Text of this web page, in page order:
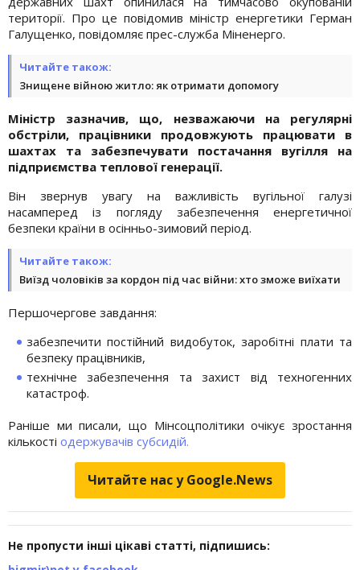
території. Про це повідомив міністр енергетики Герман
Галущенко, повідомляє прес-служба Міненерго.
Читайте також:
Знищене війною житло: як отримати допомогу
Міністр зазначив, що, незважаючи на регулярні
обстріли, працівники продовжують працювати в
шахтах та забезпечувати постачання вугілля на
підприємства теплової генерації.
Він звернув увагу на важливість вугільної галузі
насамперед із погляду забезпечення енергетичної
безпеки країни в осінньо-зимовий період.
Читайте також:
Виїзд чоловіків за кордон під час війни: хто зможе виїхати
Першочергове завдання:
забезпечити постійний видобуток, заробітні плати та
безпеку працівників,
технічне забезпечення та захист від техногенних
катастроф.
Раніше ми писали, що Мінсоцполітики очікує зростання
кількості одержувачів субсидій.
Читайте нас у Google.News
Не пропусти інші цікаві статті, підпишись: